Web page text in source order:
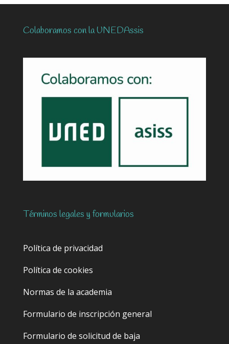
Colaboramos con la UNEDAssis
Términos legales y formularios
Política de privacidad
Política de cookies
Normas de la academia
Formulario de inscripción general
Formulario de solicitud de baja